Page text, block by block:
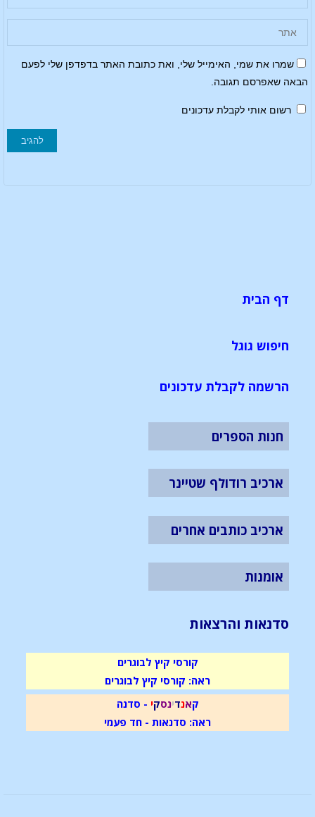
שמרו את שמי, האימייל שלי, ואת כתובת האתר בדפדפן שלי לפעם
הבאה שאפרסם תגובה.
רשום אותי לקבלת עדכונים
דף הבית
חיפוש גוגל
הרשמה לקבלת עדכונים
חנות הספרים
ארכיב רודולף שטיינר
ארכיב כותבים אחרים
אומנות
סדנאות והרצאות
קורסי קיץ לבוגרים
ראה: קורסי קיץ לבוגרים
קאנדינסקי - סדנה
ראה: סדנאות - חד פעמי